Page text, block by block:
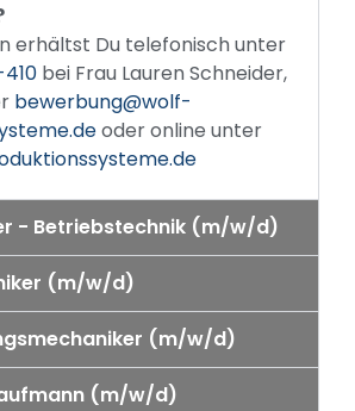
erhältst Du telefonisch unter
bei Frau Lauren Schneider,
bewerbung@wolf-
oder online unter
- Betriebstechnik (m/w/d)
(m/w/d)
(m/w/d)
(m/w/d)